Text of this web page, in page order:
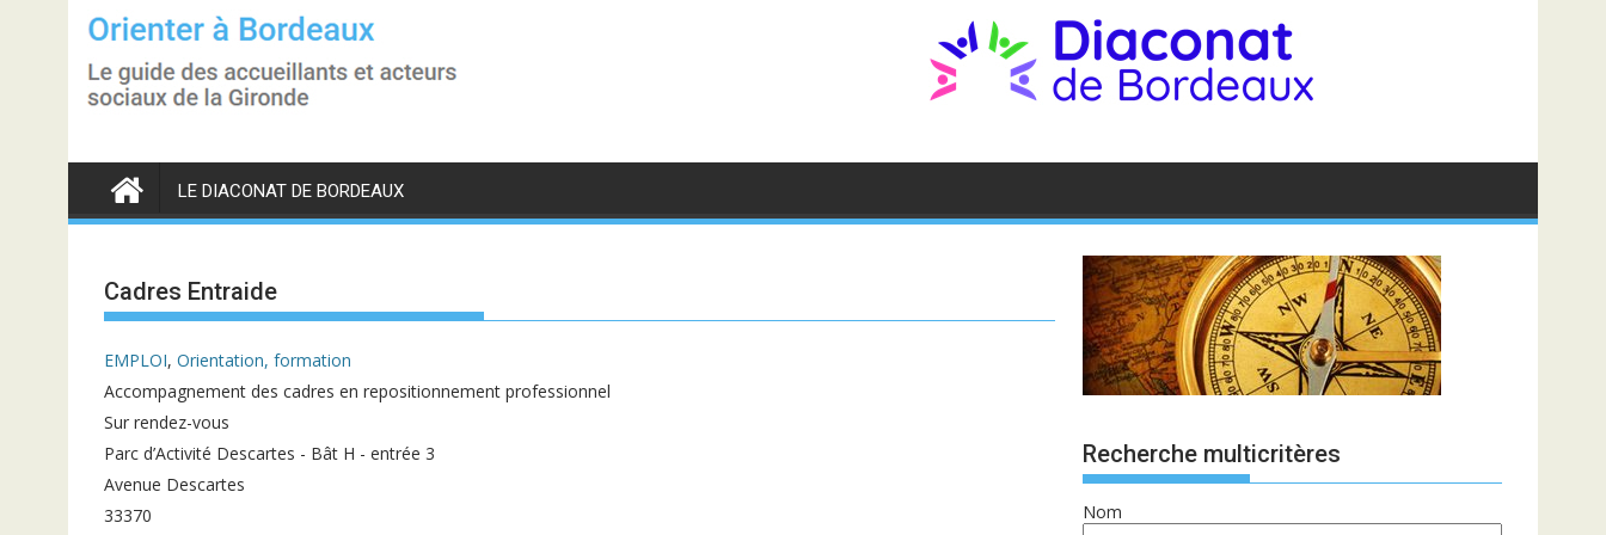
o
e
LE DIACONAT DE BORDEAUX
Cadres Entraide
EMPLOI, Orientation, formation
Accompagnement des cadres en repositionnement professionnel
Sur rendez-vous
Parc d’Activité Descartes - Bât H - entrée 3
Avenue Descartes
33370
Recherche multicritères
Nom